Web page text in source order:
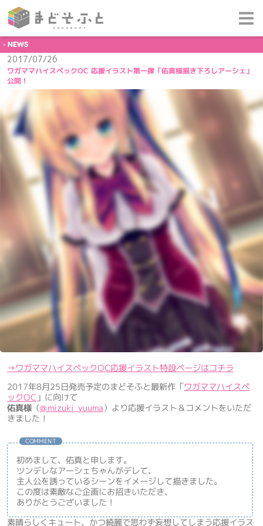
NEWS
2017/07/26
ワガママハイスペックOC 応援イラスト第一弾「佑真様描き下ろしアーシェ」
公開！
→ワガママハイスペックOC応援イラスト特設ページはコチラ
2017年8月25日発売予定のまどそふと最新作「ワガママハイスペ
ックOC」に向けて
佑真様（@mizuki_yuuma）より応援イラスト＆コメントをいただ
きました！
COMMENT
初めまして、佑真と申します。
ツンデレなアーシェちゃんがデレて、
主人公を誘っているシーンをイメージして描きました。
この度は素敵なご企画にお招きいただき、
ありがとうございました！
素晴らしくキュート、かつ綺麗で思わず妄想してしまう応援イラス